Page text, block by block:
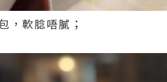
，軟腍唔膩；